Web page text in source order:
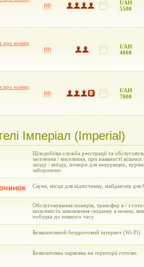
BB
UAH
5500
про номер
BB
UAH
4000
про номер
BB
UAH
7000
Імперіал (Imperial)
Цілодобова служба реєстрації та
заселення / виселення, при наявності
заїзду / виїзду, номери для некурящих,
заборонено
Сауна, місця для відпочинку, майданчик для
Обслуговування номерів, трансфер в / з
можливість замовлення сніданку в номер,
побудка до певного часу
Безкоштовний бездротовий інтернет (Wi-Fi)
Безкоштовна парковка на території готелю